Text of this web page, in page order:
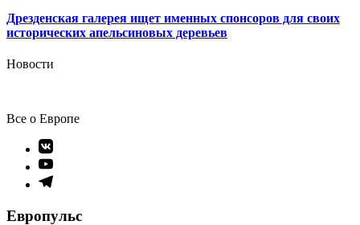
Дрезденская галерея ищет именных спонсоров для своих
исторических апельсиновых деревьев
Новости
Все о Европе
Элемент
меню
Элемент
меню
Элемент
Европульс